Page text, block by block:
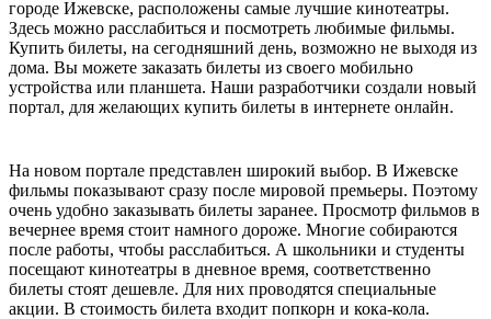
городе Ижевске, расположены самые лучшие кинотеатры.
Здесь можно расслабиться и посмотреть любимые фильмы.
Купить билеты, на сегодняшний день, возможно не выходя из
дома. Вы можете заказать билеты из своего мобильно
устройства или планшета. Наши разработчики создали новый
портал, для желающих купить билеты в интернете онлайн.
На новом портале представлен широкий выбор. В Ижевске
фильмы показывают сразу после мировой премьеры. Поэтому
очень удобно заказывать билеты заранее. Просмотр фильмов в
вечернее время стоит намного дороже. Многие собираются
после работы, чтобы расслабиться. А школьники и студенты
посещают кинотеатры в дневное время, соответственно
билеты стоят дешевле. Для них проводятся специальные
акции. В стоимость билета входит попкорн и кока-кола.